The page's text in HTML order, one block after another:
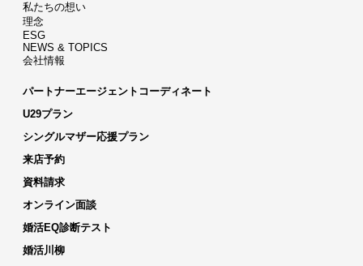
私たちの想い
理念
ESG
NEWS & TOPICS
会社情報
パートナーエージェントコーディネート
U29プラン
シングルマザー応援プラン
来店予約
資料請求
オンライン面談
婚活EQ診断テスト
婚活川柳